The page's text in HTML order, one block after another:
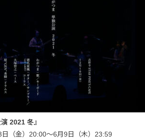
2021 冬』
日（金）20:00〜6月9日（木）23:59